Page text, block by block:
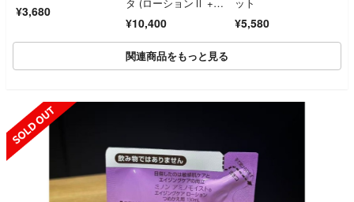
¥3,680
¥10,400 ¥5,580
関連商品をもっと見る